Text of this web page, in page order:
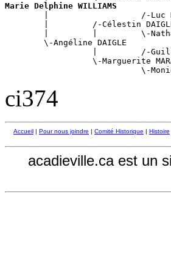
Marie Delphine WILLIAMS
|                   /-Luc
|         /-Célestin
|         |         \-
        \-Angéline DAIGLE
|         /-
\-Marguerite
ci374
Accueil | Pour nous joindre | Comité Historique | Histoire
acadieville.ca est un